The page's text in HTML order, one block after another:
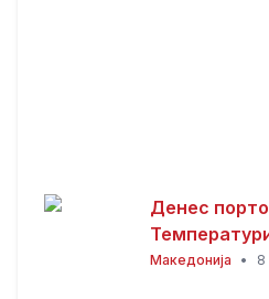
Денес
Македонија • 8